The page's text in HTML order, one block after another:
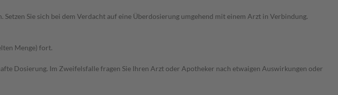
Sie sich bei dem Verdacht auf eine Überdosierung umgehend mit einem Arzt in Verbindung.
Menge) fort.
Dosierung. Im Zweifelsfalle fragen Sie Ihren Arzt oder Apotheker nach etwaigen Auswirkungen oder